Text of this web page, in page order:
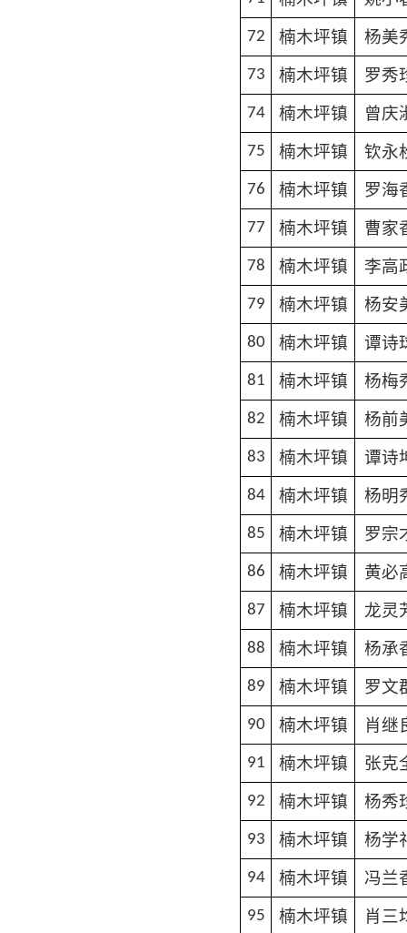
72 楠木坪镇 杨美
73 楠木坪镇 罗秀
74 楠木坪镇 曾庆
75 楠木坪镇 钦永
76 楠木坪镇 罗海
77 楠木坪镇 曹家
78 楠木坪镇 李高
79 楠木坪镇 杨安
80 楠木坪镇 谭诗
81 楠木坪镇 杨梅
82 楠木坪镇 杨前
83 楠木坪镇 谭诗
84 楠木坪镇 杨明
85 楠木坪镇 罗宗
86 楠木坪镇 黄必
87 楠木坪镇 龙灵
88 楠木坪镇 杨承
89 楠木坪镇 罗文
90 楠木坪镇 肖继
91 楠木坪镇 张克
92 楠木坪镇 杨秀
93 楠木坪镇 杨学
94 楠木坪镇 冯兰
95 楠木坪镇 肖三